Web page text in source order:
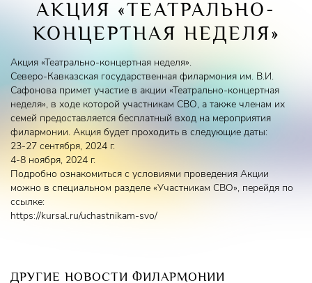
АКЦИЯ «ТЕАТРАЛЬНО-
КОНЦЕРТНАЯ НЕДЕЛЯ»
Акция «Театрально-концертная неделя».
Северо-Кавказская государственная филармония им. В.И.
Сафонова примет участие в акции «Театрально-концертная
неделя», в ходе которой участникам СВО, а также членам их
семей предоставляется бесплатный вход на мероприятия
филармонии. Акция будет проходить в следующие даты:
23-27 сентября, 2024 г.
4-8 ноября, 2024 г.
Подробно ознакомиться с условиями проведения Акции
можно в специальном разделе «Участникам СВО», перейдя по
ссылке:
https://kursal.ru/uchastnikam-svo/
ДРУГИЕ НОВОСТИ ФИЛАРМОНИИ